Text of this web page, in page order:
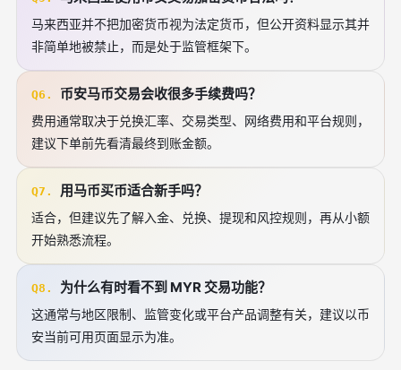
马来西亚并不把加密货币视为法定货币，但公开资料显示其并
非简单地被禁止，而是处于监管框架下。
Q6. 币安马币交易会收很多手续费吗？
费用通常取决于兑换汇率、交易类型、网络费用和平台规则，
建议下单前先看清最终到账金额。
Q7. 用马币买币适合新手吗？
适合，但建议先了解入金、兑换、提现和风控规则，再从小额
开始熟悉流程。
Q8. 为什么有时看不到 MYR 交易功能？
这通常与地区限制、监管变化或平台产品调整有关，建议以币
安当前可用页面显示为准。